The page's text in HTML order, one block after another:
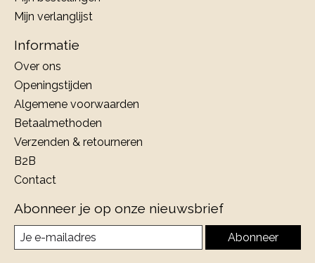
Mijn verlanglijst
Informatie
Over ons
Openingstijden
Algemene voorwaarden
Betaalmethoden
Verzenden & retourneren
B2B
Contact
Abonneer je op onze nieuwsbrief
Abonneer